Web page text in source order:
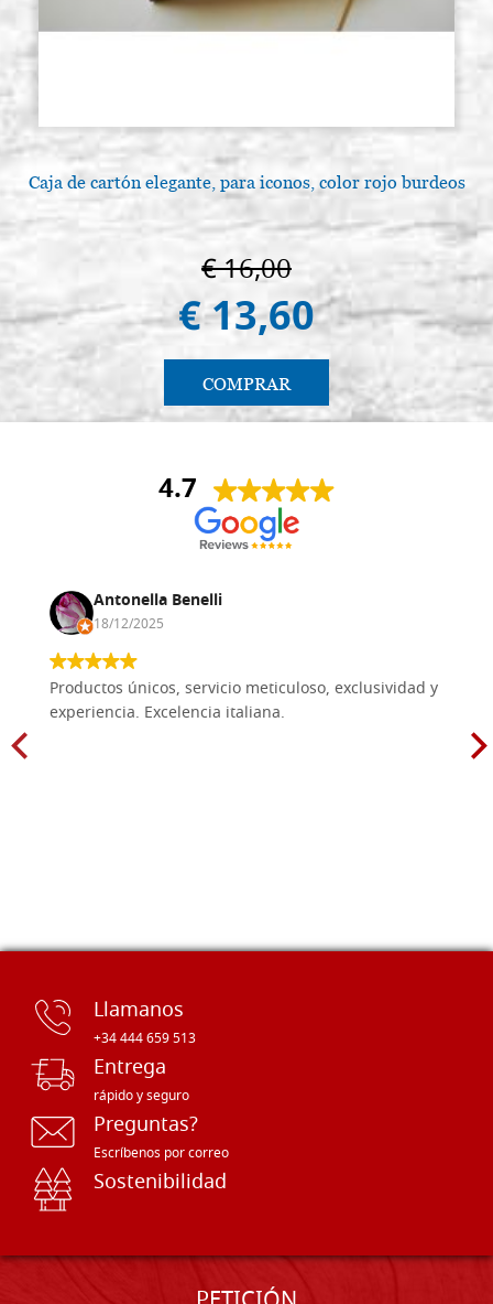
Caja de cartón elegante, para iconos, color rojo burdeos
€ 16,00
€ 13,60
COMPRAR
4.7
Antonella Benelli
18/12/2025
Productos únicos, servicio meticuloso, exclusividad y
experiencia. Excelencia italiana.
Llamanos
+34 444 659 513
Entrega
rápido y seguro
Preguntas?
Escríbenos por correo
Sostenibilidad